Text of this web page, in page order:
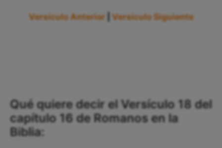
Versículo Anterior Versículo Siguiente
Qué quiere decir el Versículo 18 del
capítulo 16 de Romanos en la
Biblia: